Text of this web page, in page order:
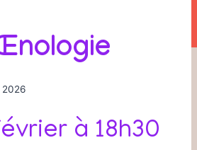
2026
à 18h30